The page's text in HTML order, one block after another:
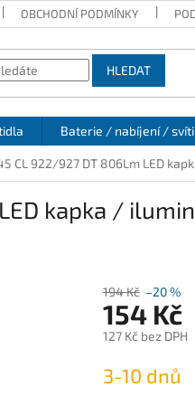
OBCHODNÍ PODMÍNKY
HLEDAT
Baterie / nabíjení /
CL 922/927 DT 806Lm LED
kapka /
194 Kč –20 %
154 Kč
127 Kč bez DPH
cena:
3-10 dnů